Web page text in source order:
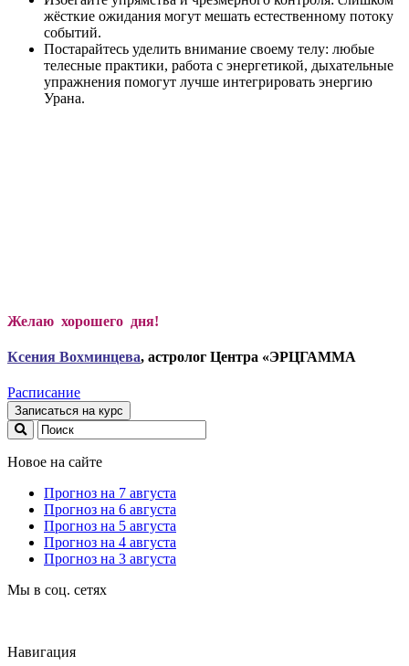
жёсткие ожидания могут мешать естественному потоку
событий.
Постарайтесь уделить внимание своему телу: любые
телесные практики, работа с энергетикой, дыхательные
упражнения помогут лучше интегрировать энергию
Урана.
Желаю хорошего дня!
Ксения Вохминцева, астролог Центра «ЭРЦГАММА
Расписание
Записаться на курс
Новое на сайте
Прогноз на 7 августа
Прогноз на 6 августа
Прогноз на 5 августа
Прогноз на 4 августа
Прогноз на 3 августа
Мы в соц. сетях
Навигация